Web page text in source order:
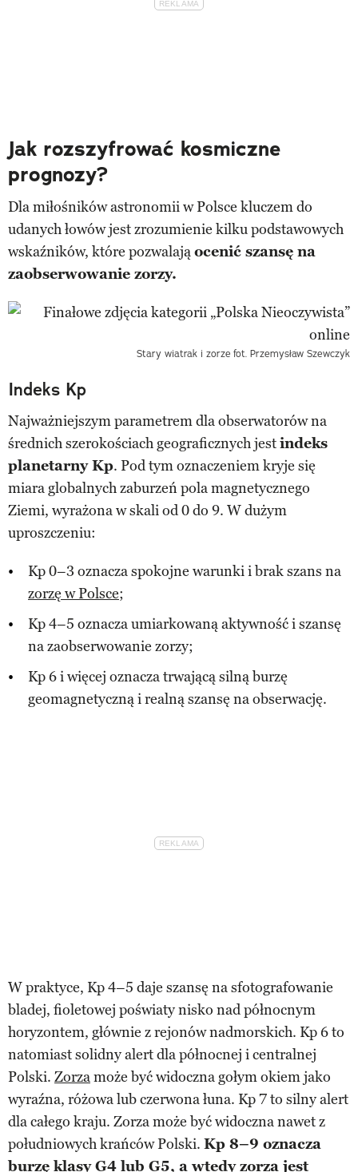
Jak rozszyfrować kosmiczne
prognozy?
Dla miłośników astronomii w Polsce kluczem do
udanych łowów jest zrozumienie kilku podstawowych
wskaźników, które pozwalająocenić szansę na
zaobserwowanie zorzy.
Stary wiatrak i zorze fot. Przemysław Szewczyk
Indeks Kp
Najważniejszym parametrem dla obserwatorów na
średnich szerokościach geograficznych jestindeks
planetarny Kp. Pod tym oznaczeniem kryje się
miara globalnych zaburzeń pola magnetycznego
Ziemi, wyrażona w skali od 0 do 9. W dużym
uproszczeniu:
Kp 0–3 oznacza spokojne warunki i brak szans na
zorzę w Polsce;
Kp 4–5 oznacza umiarkowaną aktywność i szansę
na zaobserwowanie zorzy;
Kp 6 i więcej oznacza trwającą silną burzę
geomagnetyczną i realną szansę na obserwację.
W praktyce, Kp 4–5 daje szansę na sfotografowanie
bladej, fioletowej poświaty nisko nad północnym
horyzontem, głównie z rejonów nadmorskich. Kp 6 to
natomiast solidny alert dla północnej i centralnej
Polski. Zorzamoże być widoczna gołym okiem jako
wyraźna, różowa lub czerwona łuna. Kp 7 to silny alert
dla całego kraju. Zorza może być widoczna nawet z
południowych krańców Polski. Kp 8–9 oznacza
burzę klasy G4 lub G5, a wtedy zorza jest